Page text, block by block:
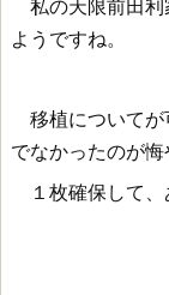
火
な
の
だ
私の天限前田利
ようですね。
移植についてが
でなかったのが悔
１枚確保して、